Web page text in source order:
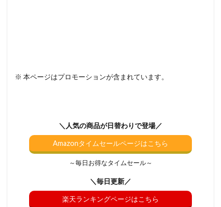
※ 本ページはプロモーションが含まれています。
＼人気の商品が日替わりで登場／
Amazonタイムセールページはこちら
～毎日お得なタイムセール～
＼毎日更新／
楽天ランキングページはこちら